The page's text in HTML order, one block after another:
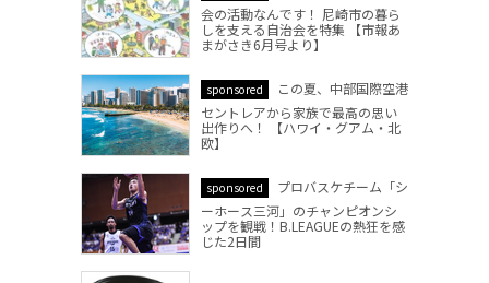
会の活動なんです！ 尼崎市の暮ら
しを支える自治会を特集 【市報あ
まがさき6月号より】
sponsored
この夏、中部国際空港
セントレアから家族で最高の思い
出作りへ！ 【ハワイ・グアム・北
欧】
sponsored
プロバスケチーム「シ
ーホース三河」のチャンピオンシ
ップを観戦！B.LEAGUEの熱狂を感
じた2日間